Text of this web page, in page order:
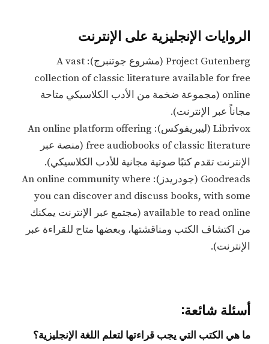
الروايات الإنجليزية على الإنترنت
Project Gutenberg (مشروع جوتنبرج): A vast
collection of classic literature available for free
online (مجموعة ضخمة من الأدب الكلاسيكي متاحة
مجاناً عبر الإنترنت).
Librivox (ليبريفوكس): An online platform offering
free audiobooks of classic literature (منصة عبر
الإنترنت تقدم كتبًا صوتية مجانية للأدب الكلاسيكي).
Goodreads (جودريدز): An online community where
you can discover and discuss books, with some
available to read online (مجتمع عبر الإنترنت يمكنك
من اكتشاف الكتب ومناقشتها، وبعضها متاح للقراءة عبر
الإنترنت).
أسئلة شائعة:
ما هي الكتب التي يجب قراءتها لتعلم اللغة الإنجليزية؟